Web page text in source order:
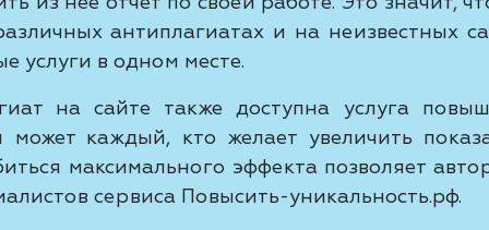
антиплагиатах и на неизвестных
услуги в одном месте.
на сайте также доступна услуга
может каждый, кто желает увеличить
максимального эффекта позволяет
сервиса Повысить-уникальность.рф.